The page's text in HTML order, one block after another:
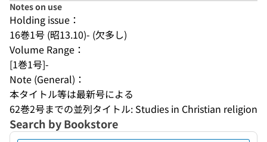
Notes on use
Holding issue：
16巻1号 (昭13.10)- (欠多し)
Volume Range：
[1巻1号]-
Note (General)：
本タイトル等は最新号による
62巻2号までの並列タイトル: Studies in Christian religion
Search by Bookstore